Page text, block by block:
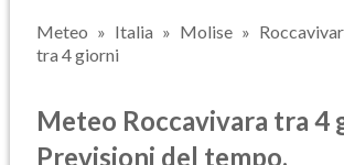
Meteo Italia Molise
tra 4 giorni
Meteo Roccavivara tra 4
Previsioni del tempo,